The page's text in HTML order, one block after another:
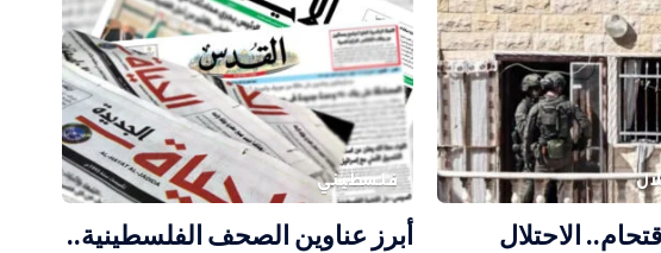
الاحتلال
فلسطيني
أبرز عناوين الصحف الفلسطينية..